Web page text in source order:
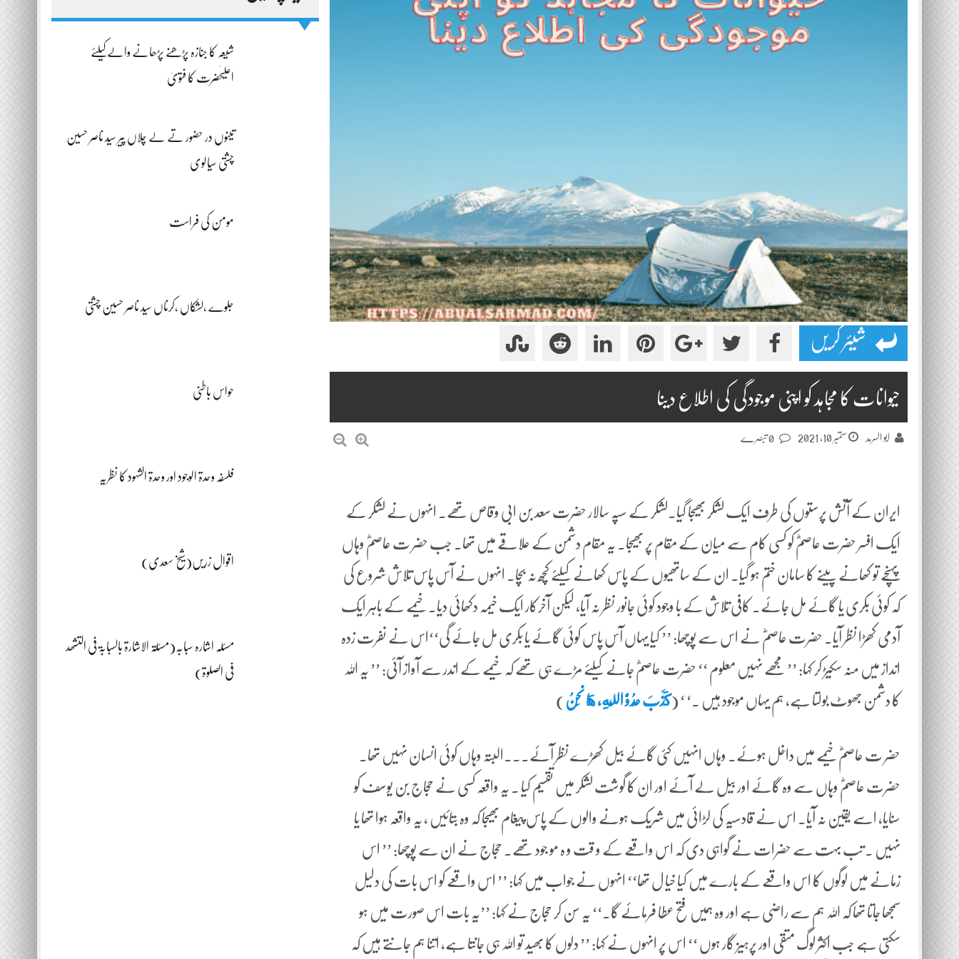
شیعہ کا جنازہ پڑھنے پڑھانے والےکیلئے
اعلیٰحضرت کا فتویٰ
تینوں در حضور تے لے چلاں پیر سید ناصر حسین
چشتی سیالوی
مومن کی فراست
جلوے ،لشکاں ،کرناں سید ناصر حسین چشتی
حواس باطنی
فلسفہ وحدۃ الوجود اور وحدۃ الشہود کا نظریہ
اقوال زریں(شیخ سعدی)
مسئلہ اشارہ سبابہ(مسئلۃ الاشارۃ بالسبابۃ فی التشھد
فی الصلوۃ)
شیئر کریں
حیوانات کا مجاہد کو اپنی موجودگی کی اطلاع دینا
ابو السرمد ستمبر 10, 2021
ایران کے آتش پرستوں کی طرف ایک لشکر بھیجا گیا۔لشکر کے سپہ سالار حضرت سعد بن ابی وقاص تھے۔ انہوں نے لشکر کے
ایک افسر حضرت عاصمؓ کو کسی کام سے میان کے مقام پر بھیجا۔ یہ مقام دشمن کے علاقے میں تھا۔ جب حضر ت عاصمؓ وہاں
پہنچے تو کھانے پینے کا سامان ختم ہو گیا۔ ان کے ساتھیوں کے پاس کھانے کیلئے کچھ نہ بچا۔ انہوں نے آس پاس تلاش شروع کی
کہ کوئی بکری یا گائے مل جائے۔ کافی تلاش کے با وجود کوئی جانور نظر نہ آیا، لیکن آخرکار ایک خیمہ دکھائی دیا۔ خیمے کے باہر ایک
آدمی کھڑا نظر آیا۔ حضرت عاصمؓ نے اس سے پوچھا: ’’ کیا یہاں آس پاس کوئی گائے یا بکری مل جائے گی‘‘اس نے نفرت زدہ
انداز میں منہ سکیڑ کر کہا: ’’ مجھے نہیں معلوم ‘‘ حضرت عاصمؓ جانے کیلئے مڑے ہی تھے کہ خیمے کے اندر سے آواز آئی: ’’ یہ اللہ
کا دشمن جھوٹ بولتا ہے، ہم یہاں موجود ہیں ۔‘ ‘ (كَذَبَ عَدُوُّ اللَّهِ، هَا نَحْنُ )
حضر ت عاصمؓ خیمے میں داخل ہوئے۔ وہاں انہیں کئی گائے بیل کھڑے نظر آئے۔۔۔البتہ وہاں کوئی انسان نہیں تھا۔
حضرت عاصمؓ وہاں سے وہ گائے اور بیل لے آئے اور ان کا گوشت لشکر میں تقسیم کیا ۔ یہ واقعہ کسی نے حجاج بن یوسف کو
سنایا، اسے یقین نہ آیا۔ اس نے قادسیہ کی لڑائی میں شریک ہونے والوں کے پاس پیغام بھیجا کہ وہ بتائیں ، یہ واقعہ ہوا تھا یا
نہیں ۔ تب بہت سے حضرات نے گواہی دی کہ اس واقعے کے و قت و ہ مو جود تھے۔ حجاج نے ان سے پوچھا: ’’ اس
زمانے میں لوگوں کا اس واقعے کے بارے میں کیا خیا ل تھا‘‘ انہوں نے جواب میں کہا: ’’ اس واقعے کو اس بات کی دلیل
سمجھا جاتا تھا کہ اللہ ہم سے راضی ہے اور وہ ہمیں فتح عطا فرمائے گا۔‘‘ یہ سن کر حجاج نے کہا: ’’یہ بات اس صورت میں ہو
سکتی ہے جب اکثر لوگ متقی اور پرہیز گار ہوں ‘‘ اس پر انہوں نے کہا: ’’ دلوں کا بھید تو اللہ ہی جانتا ہے، اتنا ہم جانتے ہیں کہ